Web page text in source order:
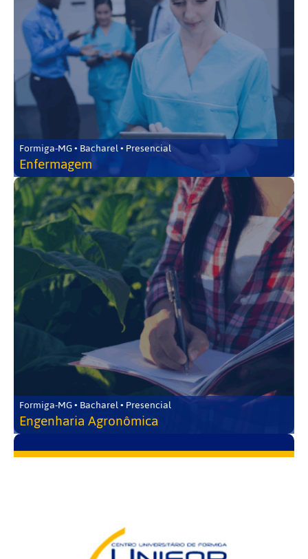
Formiga-MG • Bacharel • Presencial
Enfermagem
Formiga-MG • Bacharel • Presencial
Engenharia Agronômica